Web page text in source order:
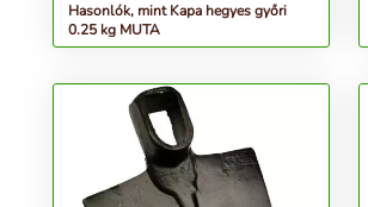
Hasonlók, mint Kapa hegyes győri
0.25 kg MUTA